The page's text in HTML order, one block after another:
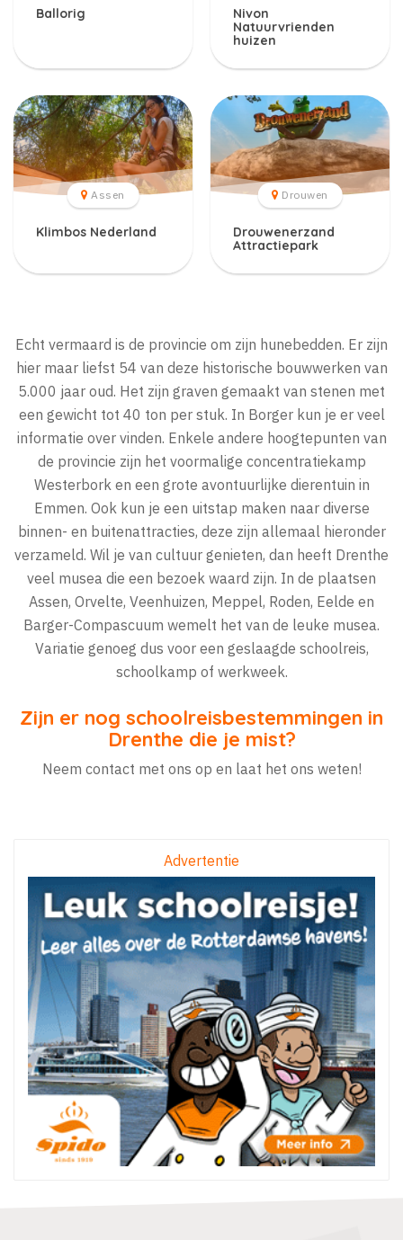
Ballorig
Nivon
Natuurvrienden
huizen
Assen
Klimbos Nederland
Drouwen
Drouwenerzand
Attractiepark
Echt vermaard is de provincie om zijn hunebedden. Er zijn
hier maar liefst 54 van deze historische bouwwerken van
5.000 jaar oud. Het zijn graven gemaakt van stenen met
een gewicht tot 40 ton per stuk. In Borger kun je er veel
informatie over vinden. Enkele andere hoogtepunten van
de provincie zijn het voormalige concentratiekamp
Westerbork en een grote avontuurlijke dierentuin in
Emmen. Ook kun je een uitstap maken naar diverse
binnen- en buitenattracties, deze zijn allemaal hieronder
verzameld. Wil je van cultuur genieten, dan heeft Drenthe
veel musea die een bezoek waard zijn. In de plaatsen
Assen, Orvelte, Veenhuizen, Meppel, Roden, Eelde en
Barger-Compascuum wemelt het van de leuke musea.
Variatie genoeg dus voor een geslaagde schoolreis,
schoolkamp of werkweek.
Zijn er nog schoolreisbestemmingen in
Drenthe die je mist?
Neem contact met ons op en laat het ons weten!
Advertentie